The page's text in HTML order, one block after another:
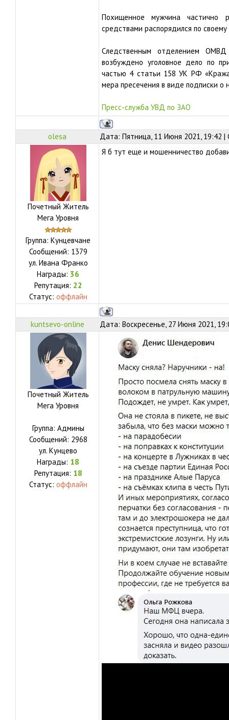
Похищенное мужчина частично
средствами распорядился по
Следственным отделением
возбуждено уголовное дело по
частью 4 статьи 158 УК РФ
мера пресечения в виде подписки
Пресс-служба УВД по ЗАО
olesa Дата: Пятница, 11 Июня 2021, 19:42
Почетный Житель
Мега Уровня
Группа: Кунцевчане
Сообщений: 1379
ул. Ивана Франко
Награды: 36
Репутация: 22
Статус: оффлайн
Я б тут еще и мошенничество
kuntsevo-online Дата: Воскресенье, 27 Июня 2021,
Почетный Житель
Мега Уровня
Группа: Админы
Сообщений: 2968
ул. Кунцево
Награды: 18
Репутация: 18
Статус: оффлайн